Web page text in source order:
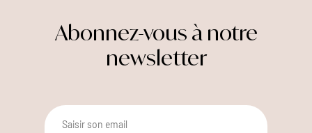
Abonnez-vous à notre
newsletter